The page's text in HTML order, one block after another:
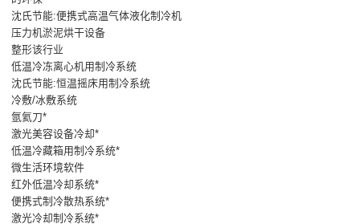
沈氏节能:便携式高温气体液化制冷机
压力机淤泥烘干设备
整形该行业
低温冷冻离心机用制冷系统
沈氏节能:恒温摇床用制冷系统
冷敷/冰敷系统
氩氦刀*
激光美容设备冷却*
低温冷藏箱用制冷系统*
微生活环境软件
红外低温冷却系统*
便携式制冷散热系统*
激光冷却制冷系统*